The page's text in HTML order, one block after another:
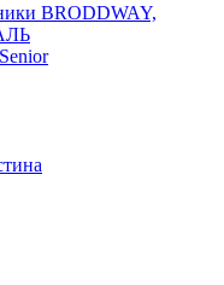
BRODDWAY,